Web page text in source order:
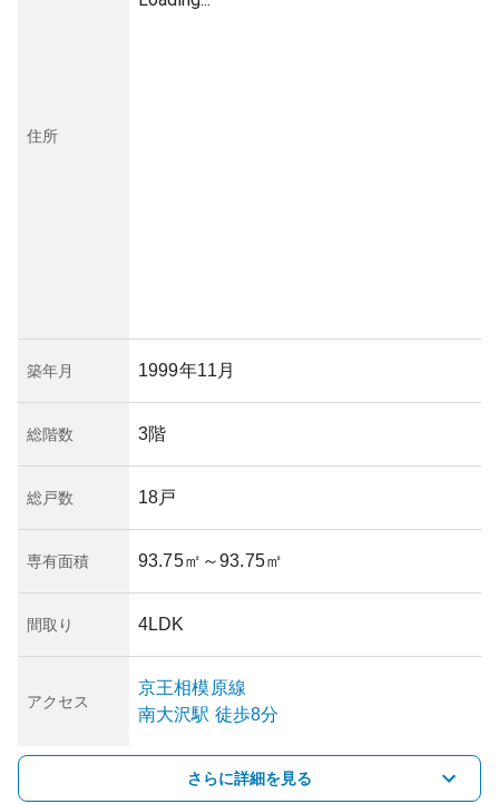
住所
築年月 1999年11月
総階数 3階
総戸数 18戸
専有面積 93.75㎡ ～93.75㎡
間取り 4LDK
アクセス
京王相模原線
南大沢駅 徒歩8分
さらに詳細を見る